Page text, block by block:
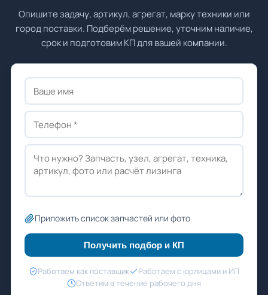
Опишите задачу, артикул, агрегат, марку техники или
город поставки. Подберём решение, уточним наличие,
срок и подготовим КП для вашей компании.
Приложить список запчастей или фото
Получить подбор и КП
Работаем как поставщик
Работаем с юрлицами и ИП
Ответим в течение рабочего дня